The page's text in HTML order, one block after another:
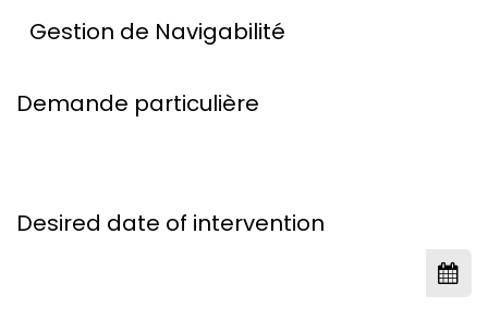
Demande particulière
Desired date of intervention